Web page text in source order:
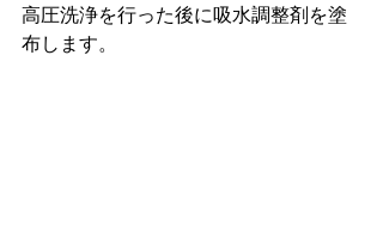
高圧洗浄を行った後に吸水調整剤を塗
布します。